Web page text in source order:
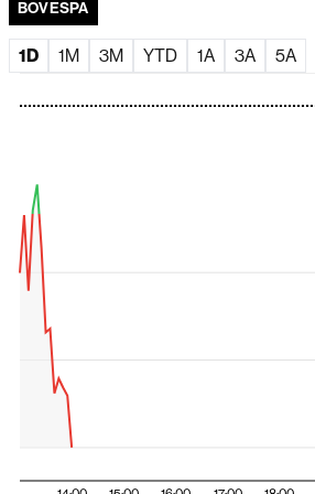
Futuros de NY sobem à espera de
balanços de Meta e Microsoft
BOVESPA
1D 1M 3M YTD 1A 3A 5A